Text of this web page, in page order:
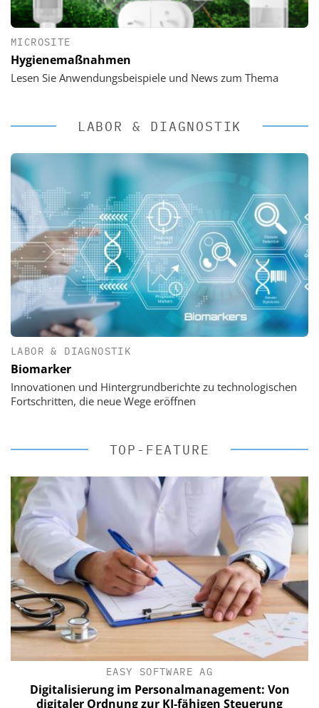
MICROSITE
Hygienemaßnahmen
Lesen Sie Anwendungsbeispiele und News zum Thema
LABOR & DIAGNOSTIK
LABOR & DIAGNOSTIK
Biomarker
Innovationen und Hintergrundberichte zu technologischen
Fortschritten, die neue Wege eröffnen
TOP-FEATURE
EASY SOFTWARE AG
Digitalisierung im Personalmanagement: Von
digitaler Ordnung zur KI-fähigen Steuerung